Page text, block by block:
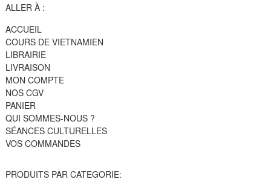
ALLER À :
ACCUEIL
COURS DE VIETNAMIEN
LIBRAIRIE
LIVRAISON
MON COMPTE
NOS CGV
PANIER
QUI SOMMES-NOUS ?
SÉANCES CULTURELLES
VOS COMMANDES
PRODUITS PAR CATEGORIE: